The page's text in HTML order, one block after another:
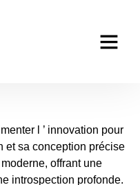
la
l ’ innovation pour
et sa conception précise
offrant une
introspection profonde.